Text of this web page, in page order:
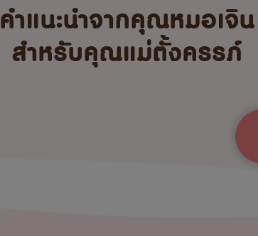
คำแนะนำจากคุณหมอเจิน
สำหรับคุณแม่ตั้งครรภ์